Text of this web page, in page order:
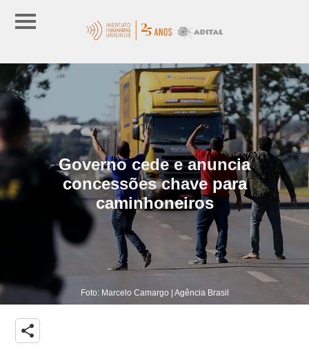
Governo cede e anuncia
concessões chave para
caminhoneiros
Foto: Marcelo Camargo | Agência Brasil
share